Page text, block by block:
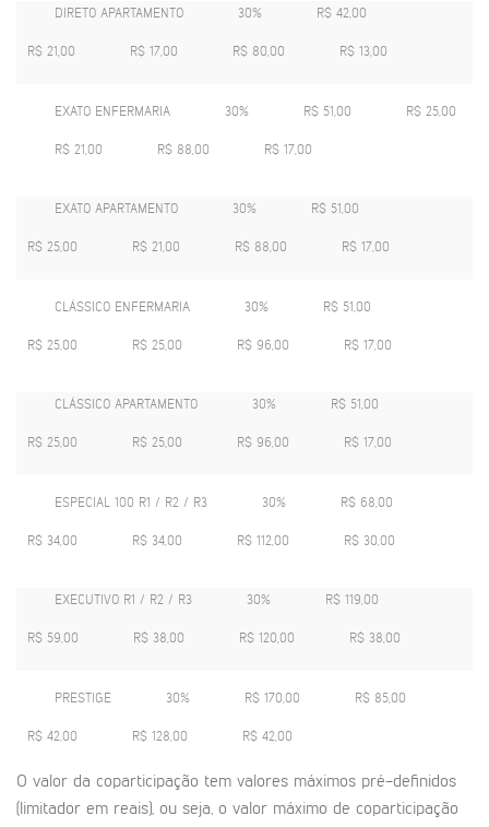
DIRETO APARTAMENTO 30% R$ 42,00
R$ 21,00 R$ 17,00 R$ 80,00 R$ 13,00
EXATO ENFERMARIA 30% R$ 51,00 R$ 25,00
R$ 21,00 R$ 88,00 R$ 17,00
EXATO APARTAMENTO 30% R$ 51,00
R$ 25,00 R$ 21,00 R$ 88,00 R$ 17,00
CLÁSSICO ENFERMARIA 30% R$ 51,00
R$ 25,00 R$ 25,00 R$ 96,00 R$ 17,00
CLÁSSICO APARTAMENTO 30% R$ 51,00
R$ 25,00 R$ 25,00 R$ 96,00 R$ 17,00
ESPECIAL 100 R1 / R2 / R3 30% R$ 68,00
R$ 34,00 R$ 34,00 R$ 112,00 R$ 30,00
EXECUTIVO R1 / R2 / R3 30% R$ 119,00
R$ 59,00 R$ 38,00 R$ 120,00 R$ 38,00
PRESTIGE 30% R$ 170,00 R$ 85,00
R$ 42,00 R$ 128,00 R$ 42,00
O valor da coparticipação tem valores máximos pré-definidos
(limitador em reais), ou seja, o valor máximo de coparticipação